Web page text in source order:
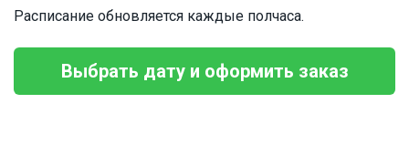
Расписание обновляется каждые полчаса.
Выбрать дату и оформить заказ